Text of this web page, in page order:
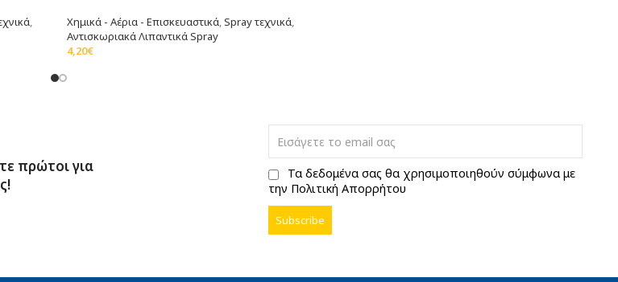
,
Χημικά - Αέρια - Επισκευαστικά,Spray τεχνικά,
Αντισκωριακά Λιπαντικά Spray
4,20€
πρώτοι για
Τα δεδομένα σας θα χρησιμοποιηθούν σύμφωνα με
την Πολιτική Απορρήτου